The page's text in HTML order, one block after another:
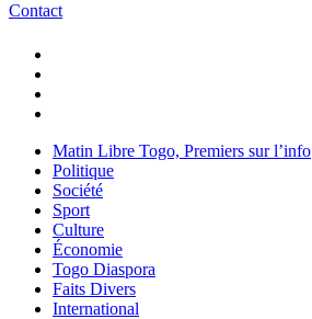
Contact
Matin Libre Togo, Premiers sur l’info
Politique
Société
Sport
Culture
Économie
Togo Diaspora
Faits Divers
International